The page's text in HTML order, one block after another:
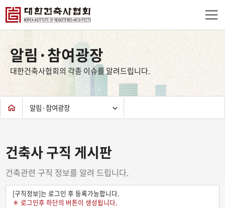
상
컨
츠
하
단
알림·참여광장
대한건축사협회의 각종 이슈를 알려드립니다.
알림·참여광장
건축사 구직 게시판
건축관련 구직 정보를 알려 드립니다.
[구직정보]는 로그인 후 등록가능합니다.
＊ 로그인후 하단의 버튼이 생성됩니다.